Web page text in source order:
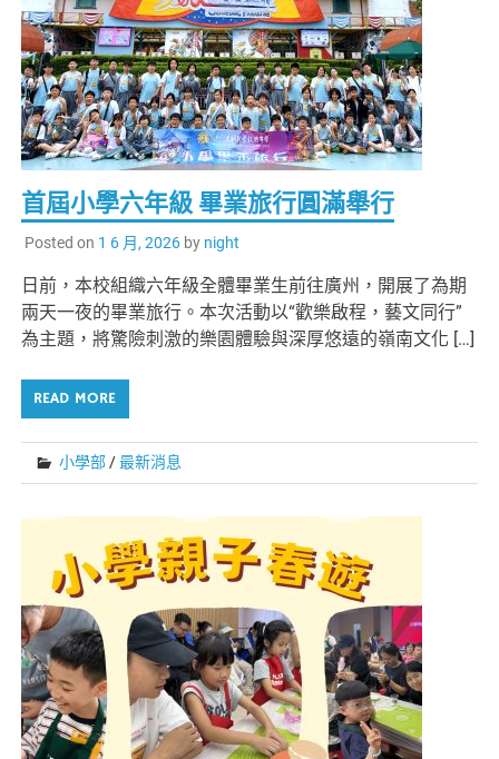
首屆小學六年級 畢業旅行圓滿舉行
Posted on 1 6 月, 2026by night
日前，本校組織六年級全體畢業生前往廣州，開展了為期
兩天一夜的畢業旅行。本次活動以“歡樂啟程，藝文同行”
為主題，將驚險刺激的樂園體驗與深厚悠遠的嶺南文化 […]
READ MORE
小學部 /最新消息